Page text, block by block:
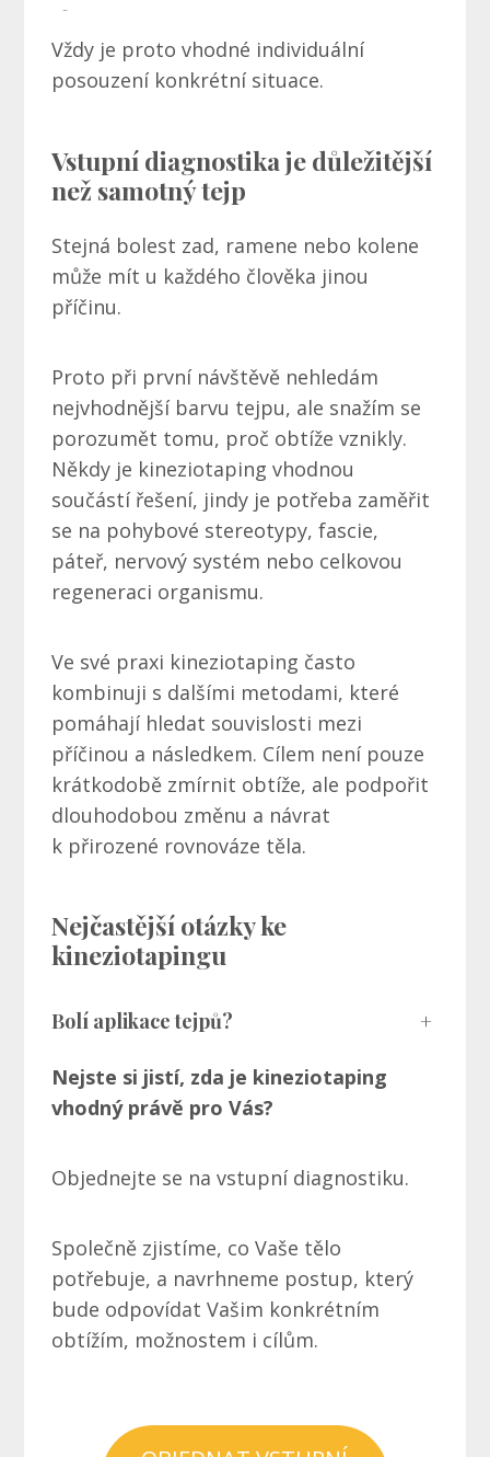
Vždy je proto vhodné individuální
posouzení konkrétní situace.
Vstupní diagnostika je důležitější
než samotný tejp
Stejná bolest zad, ramene nebo kolene
může mít u každého člověka jinou
příčinu.
Proto při první návštěvě nehledám
nejvhodnější barvu tejpu, ale snažím se
porozumět tomu, proč obtíže vznikly.
Někdy je kineziotaping vhodnou
součástí řešení, jindy je potřeba zaměřit
se na pohybové stereotypy, fascie,
páteř, nervový systém nebo celkovou
regeneraci organismu.
Ve své praxi kineziotaping často
kombinuji s dalšími metodami, které
pomáhají hledat souvislosti mezi
příčinou a následkem. Cílem není pouze
krátkodobě zmírnit obtíže, ale podpořit
dlouhodobou změnu a návrat
k přirozené rovnováze těla.
Nejčastější otázky ke
kineziotapingu
Bolí aplikace tejpů? +
Nejste si jistí, zda je kineziotaping
vhodný právě pro Vás?
Objednejte se na vstupní diagnostiku.
Společně zjistíme, co Vaše tělo
potřebuje, a navrhneme postup, který
bude odpovídat Vašim konkrétním
obtížím, možnostem i cílům.